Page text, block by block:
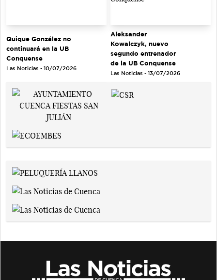
Quique González no
continuará en la UB
Conquense
Las Noticias - 10/07/2026
Aleksander
Kowalczyk, nuevo
segundo entrenador
de la UB Conquense
Las Noticias - 13/07/2026